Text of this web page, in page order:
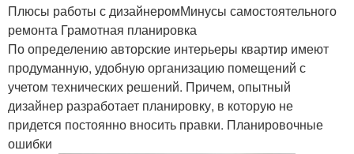
Плюсы работы с дизайнеромМинусы самостоятельного
ремонта Грамотная планировка
По определению авторские интерьеры квартир имеют
продуманную, удобную организацию помещений с
учетом технических решений. Причем, опытный
дизайнер разработает планировку, в которую не
придется постоянно вносить правки. Планировочные
ошибки